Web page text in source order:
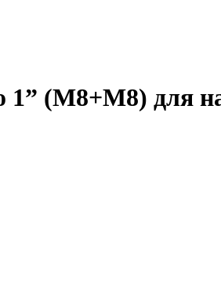
(М8+М8) для